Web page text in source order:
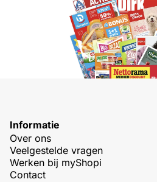
Informatie
Over ons
Veelgestelde vragen
Werken bij myShopi
Contact